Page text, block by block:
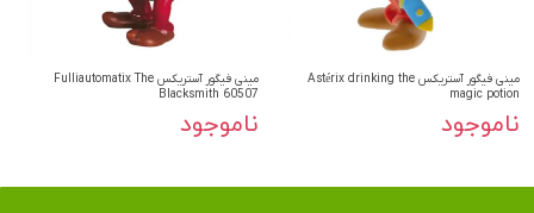
مینی فیگور آستریکس Astérix drinking the
magic potion
ناموجود
مینی فیگور آستریکس Fulliautomatix The
Blacksmith 60507
ناموجود